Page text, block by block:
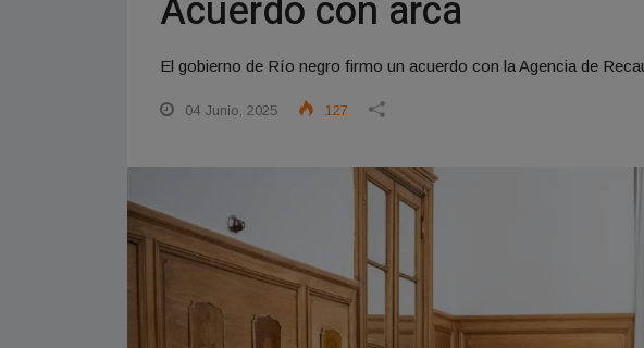
El gobierno de Río negro firmo un acuerdo con la Agencia de
04 Junio, 2025 127